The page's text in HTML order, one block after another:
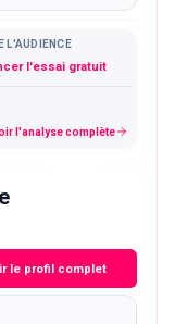
L'AUDIENCE
l'essai gratuit
l'analyse complète
le profil complet